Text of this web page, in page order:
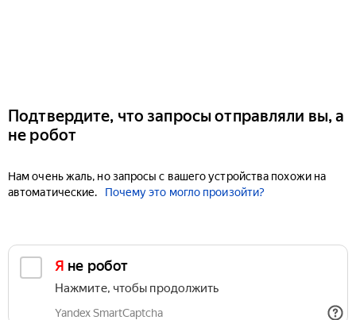
Подтвердите, что запросы отправляли вы, а
не робот
Нам очень жаль, но запросы с вашего устройства похожи на
автоматические.
Почему это могло произойти?
Я не робот
Нажмите, чтобы продолжить
Yandex SmartCaptcha